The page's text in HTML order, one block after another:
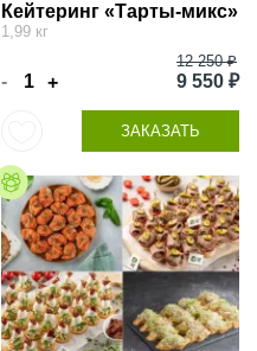
Кейтеринг «Тарты-микс»
1,99 кг
- +
12 250 ₽
9 550 ₽
ЗАКАЗАТЬ